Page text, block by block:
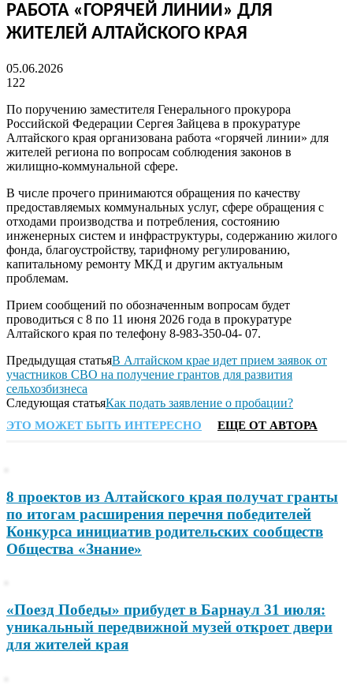
РАБОТА «ГОРЯЧЕЙ ЛИНИИ» ДЛЯ
ЖИТЕЛЕЙ АЛТАЙСКОГО КРАЯ
05.06.2026
122
По поручению заместителя Генерального прокурора
Российской Федерации Сергея Зайцева в прокуратуре
Алтайского края организована работа «горячей линии» для
жителей региона по вопросам соблюдения законов в
жилищно-коммунальной сфере.
В числе прочего принимаются обращения по качеству
предоставляемых коммунальных услуг, сфере обращения с
отходами производства и потребления, состоянию
инженерных систем и инфраструктуры, содержанию жилого
фонда, благоустройству, тарифному регулированию,
капитальному ремонту МКД и другим актуальным
проблемам.
Прием сообщений по обозначенным вопросам будет
проводиться с 8 по 11 июня 2026 года в прокуратуре
Алтайского края по телефону 8-983-350-04- 07.
Предыдущая статьяВ Алтайском крае идет прием заявок от
участников СВО на получение грантов для развития
сельхозбизнеса
Следующая статьяКак подать заявление о пробации?
ЭТО МОЖЕТ БЫТЬ ИНТЕРЕСНО ЕЩЕ ОТ АВТОРА
8 проектов из Алтайского края получат гранты
по итогам расширения перечня победителей
Конкурса инициатив родительских сообществ
Общества «Знание»
«Поезд Победы» прибудет в Барнаул 31 июля:
уникальный передвижной музей откроет двери
для жителей края